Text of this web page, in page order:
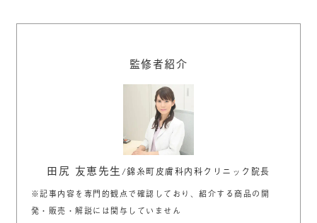
監修者紹介
田尻 友恵先生/錦糸町皮膚科内科クリニック院長
※記事内容を専門的観点で確認しており、紹介する商品の開
発・販売・解説には関与していません